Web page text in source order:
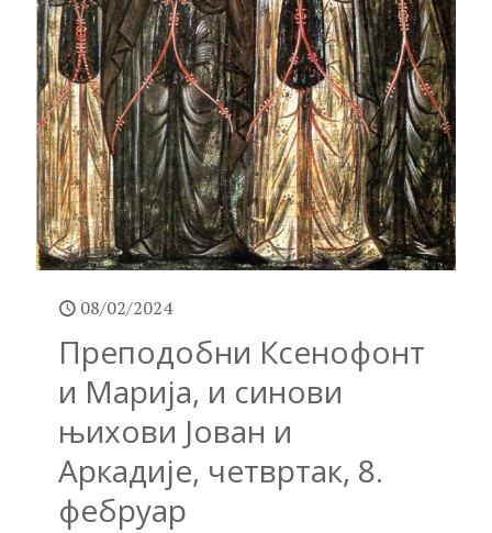
08/02/2024
Преподобни Ксенофонт
и Марија, и синови
њихови Јован и
Аркадије, четвртак, 8.
фебруар